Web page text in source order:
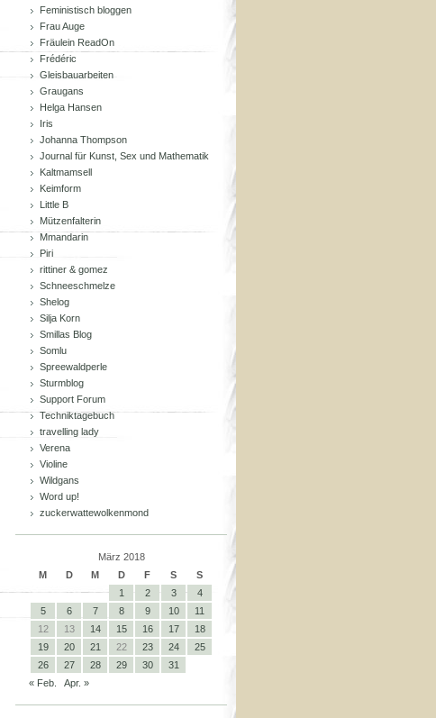
Feministisch bloggen
Frau Auge
Fräulein ReadOn
Frédéric
Gleisbauarbeiten
Graugans
Helga Hansen
Iris
Johanna Thompson
Journal für Kunst, Sex und Mathematik
Kaltmamsell
Keimform
Little B
Mützenfalterin
Mmandarin
Piri
rittiner & gomez
Schneeschmelze
Shelog
Silja Korn
Smillas Blog
Somlu
Spreewaldperle
Sturmblog
Support Forum
Techniktagebuch
travelling lady
Verena
Violine
Wildgans
Word up!
zuckerwattewolkenmond
März 2018
M
D M D F S
S
1
2 3
4
5
6 7 8 9 10
11
12
13 14 15 16 17
18
19
20 21 22 23 24
25
26
27 28 29 30
31
« Feb.
Apr. »